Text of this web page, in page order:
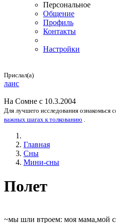
Персональное
Общение
Профиль
Контакты
Настройки
Прислал(а)
лаис
На Сомне с 10.3.2004
Для лучшего исследования ознакомься
важных шагах к толкованию .
Главная
Сны
Мини-сны
Полет
~мы шли втроем: моя мама,мой